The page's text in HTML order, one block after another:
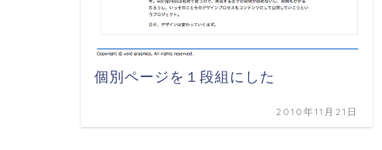
個別ページを１段組にした
2010年11月21日